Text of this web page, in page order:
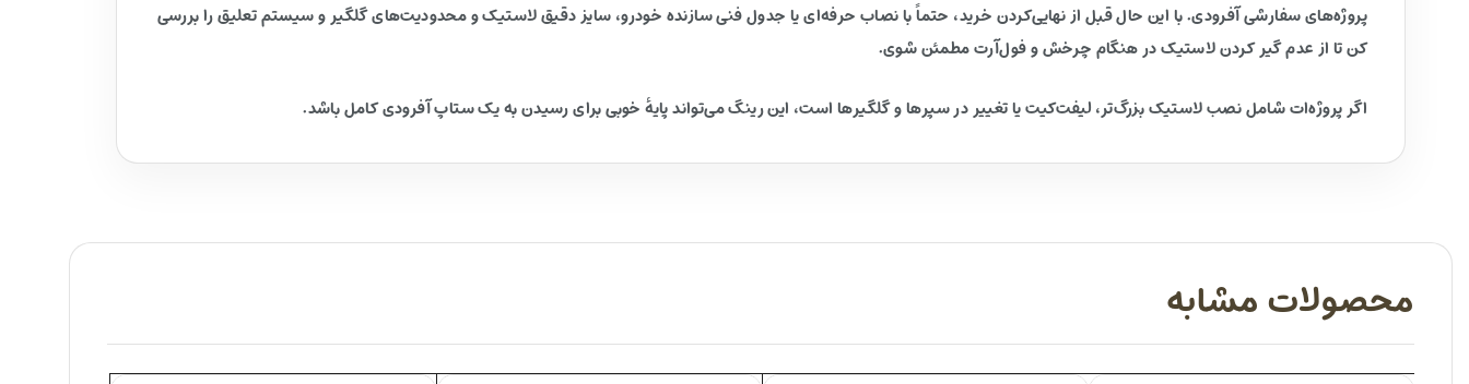
پروژه‌های سفارشی آفرودی. با این حال قبل از نهایی‌کردن خرید، حتماً با نصاب حرفه‌ای یا جدول فنی سازنده خودرو، سایز دقیق لاستیک و محدودیت‌های گلگیر و سیستم تعلیق را بررسی
کن تا از عدم گیر کردن لاستیک در هنگام چرخش و فول‌آرت مطمئن شوی.
اگر پروژه‌ات شامل نصب لاستیک بزرگ‌تر، لیفت‌کیت یا تغییر در سپرها و گلگیرها است، این رینگ می‌تواند پایهٔ خوبی برای رسیدن به یک ستاپ آفرودی کامل باشد.
محصولات مشابه